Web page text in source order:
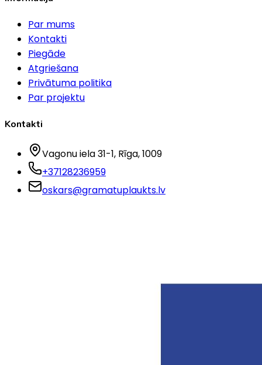
Par mums
Kontakti
Piegāde
Atgriešana
Privātuma politika
Par projektu
Kontakti
Vagonu iela 31-1, Rīga, 1009
+37128236959
oskars@gramatuplaukts.lv